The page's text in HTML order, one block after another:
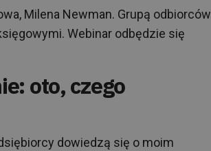
Milena Newman. Grupą odbiorców
Webinar odbędzie się
oto, czego
dowiedzą się o moim